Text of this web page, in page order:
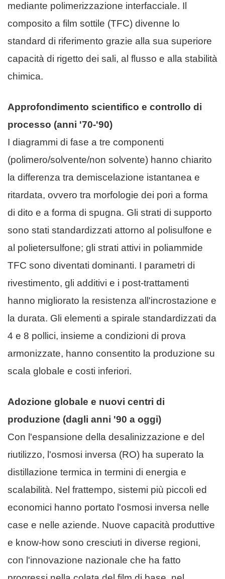
mediante polimerizzazione interfacciale. Il
composito a film sottile (TFC) divenne lo
standard di riferimento grazie alla sua superiore
capacità di rigetto dei sali, al flusso e alla stabilità
chimica.
Approfondimento scientifico e controllo di
processo (anni '70-'90)
I diagrammi di fase a tre componenti
(polimero/solvente/non solvente) hanno chiarito
la differenza tra demiscelazione istantanea e
ritardata, ovvero tra morfologie dei pori a forma
di dito e a forma di spugna. Gli strati di supporto
sono stati standardizzati attorno al polisulfone e
al polietersulfone; gli strati attivi in ​​poliammide
TFC sono diventati dominanti. I parametri di
rivestimento, gli additivi e i post-trattamenti
hanno migliorato la resistenza all'incrostazione e
la durata. Gli elementi a spirale standardizzati da
4 e 8 pollici, insieme a condizioni di prova
armonizzate, hanno consentito la produzione su
scala globale e costi inferiori.
Adozione globale e nuovi centri di
produzione (dagli anni '90 a oggi)
Con l'espansione della desalinizzazione e del
riutilizzo, l'osmosi inversa (RO) ha superato la
distillazione termica in termini di energia e
scalabilità. Nel frattempo, sistemi più piccoli ed
economici hanno portato l'osmosi inversa nelle
case e nelle aziende. Nuove capacità produttive
e know-how sono cresciuti in diverse regioni,
con l'innovazione nazionale che ha fatto